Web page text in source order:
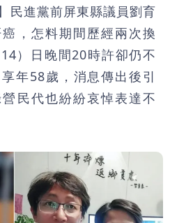
不涼？ 店員揭「洗標編
民進黨前屏東縣議員劉育
，怎料期間歷經兩次換
）日晚間20時許卻仍不
年58歲，消息傳出後引
民代也紛紛哀悼表達不